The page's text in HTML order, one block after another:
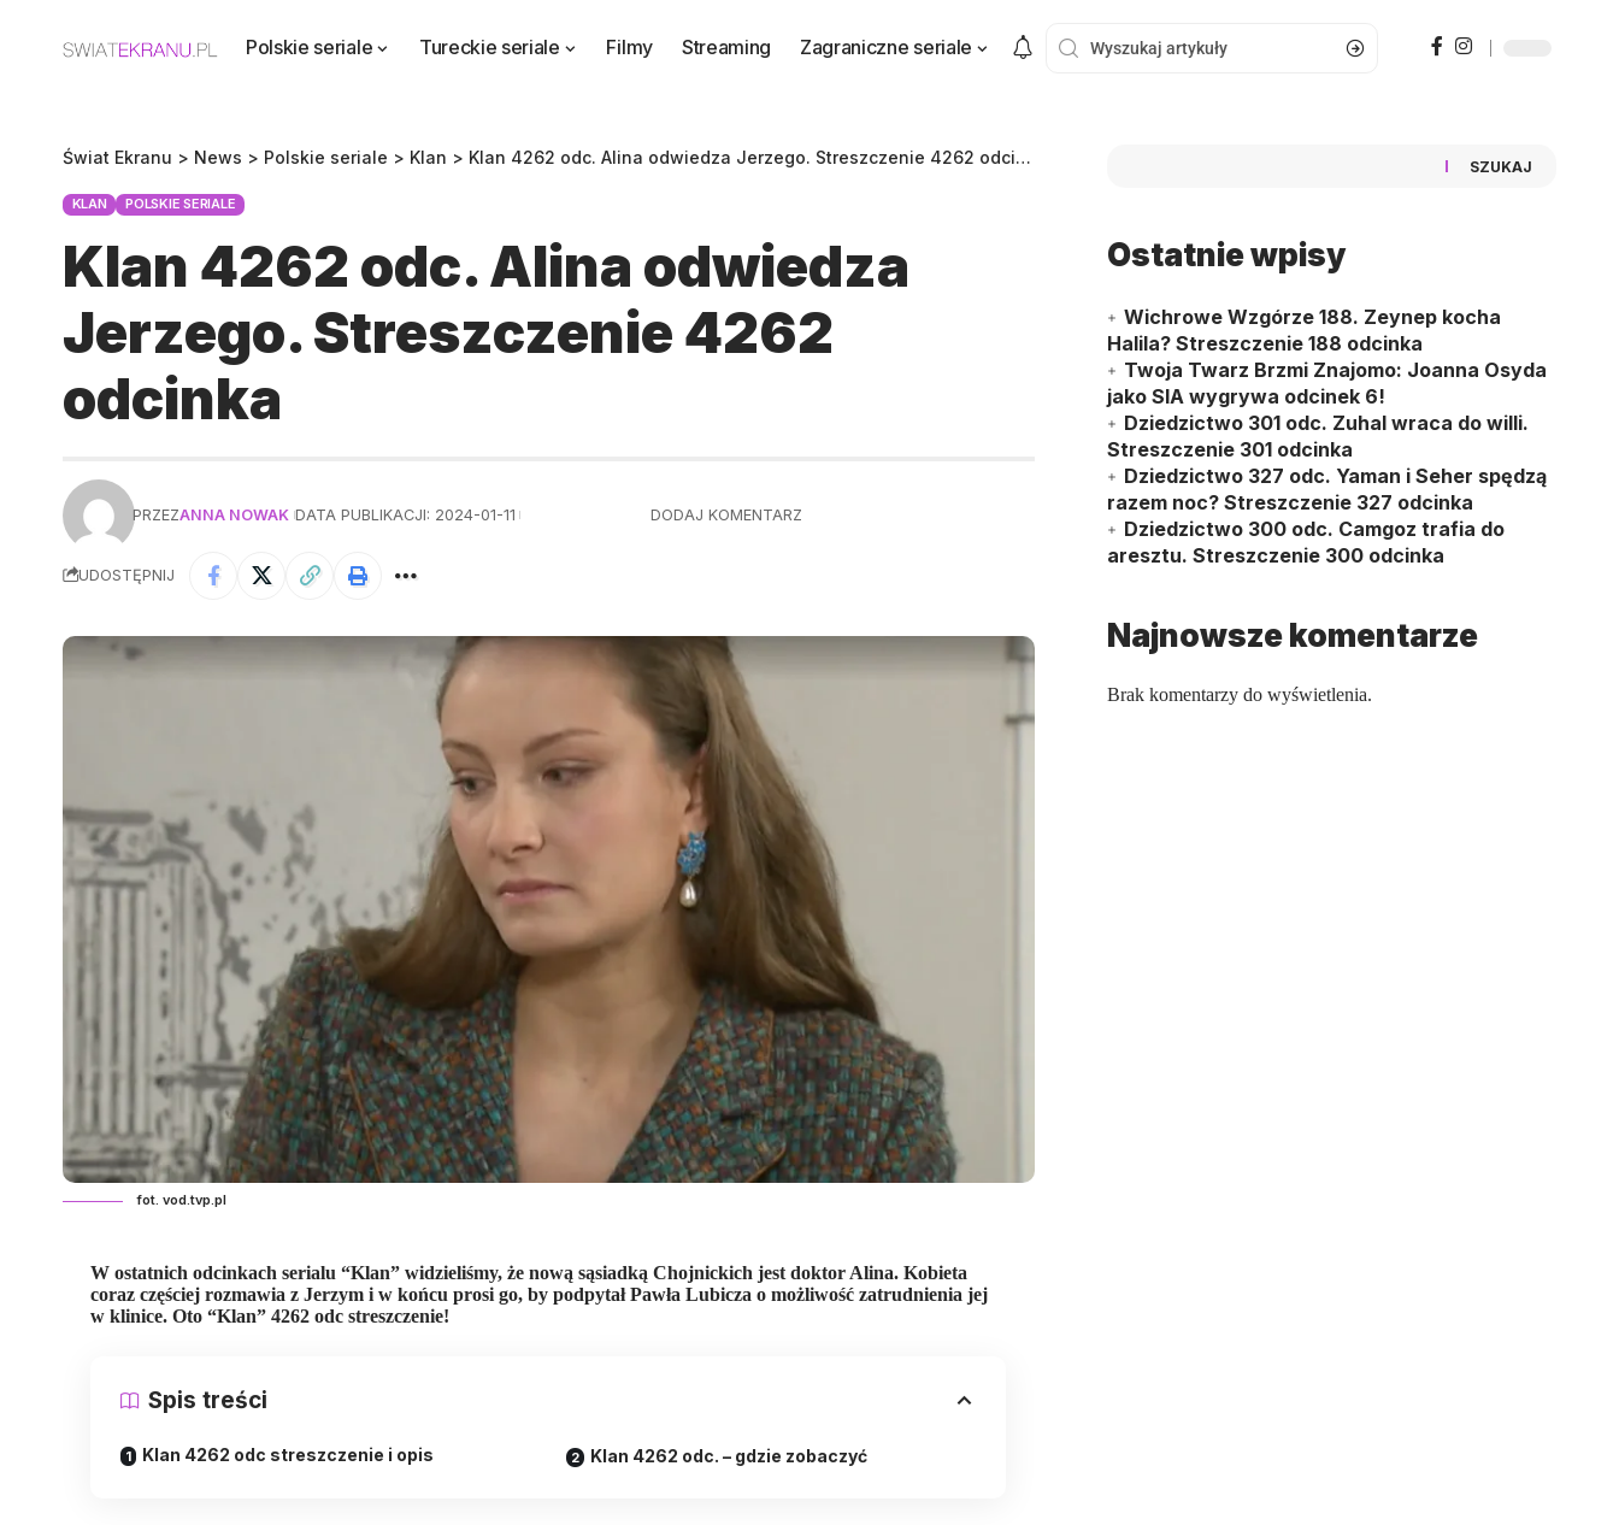
Polskie seriale Tureckie seriale Filmy Streaming Zagraniczne seriale
Świat Ekranu > News > Polskie seriale > Klan > Klan 4262 odc. Alina odwiedza Jerzego. Streszczenie 4262 odcinka
KLAN POLSKIE SERIALE
Klan 4262 odc. Alina odwiedza
Jerzego. Streszczenie 4262
odcinka
PRZEZANNA NOWAK DATA PUBLIKACJI: 2024-01-11 DODAJ KOMENTARZ
UDOSTĘPNIJ
fot. vod.tvp.pl
W ostatnich odcinkach serialu “Klan” widzieliśmy, że nową sąsiadką Chojnickich jest doktor Alina. Kobieta
coraz częściej rozmawia z Jerzym i w końcu prosi go, by podpytał Pawła Lubicza o możliwość zatrudnienia jej
w klinice. Oto “Klan” 4262 odc streszczenie!
Spis treści
Klan 4262 odc streszczenie i opis Klan 4262 odc. – gdzie zobaczyć
SZUKAJ
Ostatnie wpisy
Wichrowe Wzgórze 188. Zeynep kocha
Halila? Streszczenie 188 odcinka
Twoja Twarz Brzmi Znajomo: Joanna Osyda
jako SIA wygrywa odcinek 6!
Dziedzictwo 301 odc. Zuhal wraca do willi.
Streszczenie 301 odcinka
Dziedzictwo 327 odc. Yaman i Seher spędzą
razem noc? Streszczenie 327 odcinka
Dziedzictwo 300 odc. Camgoz trafia do
aresztu. Streszczenie 300 odcinka
Najnowsze komentarze
Brak komentarzy do wyświetlenia.